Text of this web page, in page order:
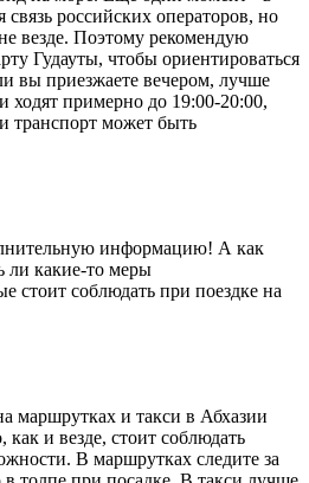
связь российских операторов, но
везде. Поэтому рекомендую
Гудауты, чтобы ориентироваться
вы приезжаете вечером, лучше
ходят примерно до 19:00-20:00,
транспорт может быть
информацию! А как
ли какие-то меры
стоит соблюдать при поездке на
маршрутках и такси в Абхазии
и везде, стоит соблюдать
В маршрутках следите за